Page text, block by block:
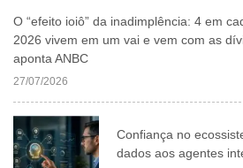
O “efeito ioiô” da inadimplência: 4 em
2026 vivem em um vai e vem com as
aponta ANBC
27/07/2026
Confiança no
dados aos agentes